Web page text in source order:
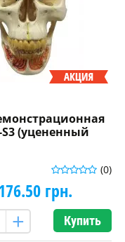
S3 (уцененный
(0)
грн.
Купить